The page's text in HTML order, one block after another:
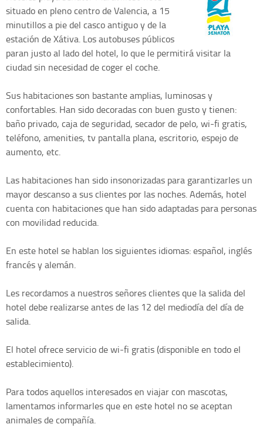
situado en pleno centro de Valencia, a 15
minutillos a pie del casco antiguo y de la
estación de Xátiva. Los autobuses públicos
paran justo al lado del hotel, lo que le permitirá visitar la
ciudad sin necesidad de coger el coche.
Sus habitaciones son bastante amplias, luminosas y
confortables. Han sido decoradas con buen gusto y tienen:
baño privado, caja de seguridad, secador de pelo, wi-fi gratis,
teléfono, amenities, tv pantalla plana, escritorio, espejo de
aumento, etc.
Las habitaciones han sido insonorizadas para garantizarles un
mayor descanso a sus clientes por las noches. Además, hotel
cuenta con habitaciones que han sido adaptadas para personas
con movilidad reducida.
En este hotel se hablan los siguientes idiomas: español, inglés
francés y alemán.
Les recordamos a nuestros señores clientes que la salida del
hotel debe realizarse antes de las 12 del mediodía del día de
salida.
El hotel ofrece servicio de wi-fi gratis (disponible en todo el
establecimiento).
Para todos aquellos interesados en viajar con mascotas,
lamentamos informarles que en este hotel no se aceptan
animales de compañía.